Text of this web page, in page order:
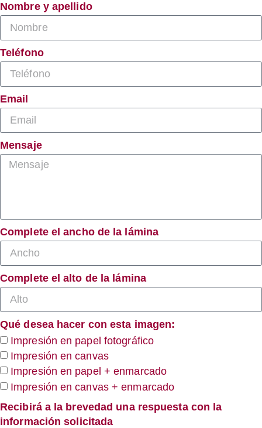
Nombre y apellido
Teléfono
Email
Mensaje
Complete el ancho de la lámina
Complete el alto de la lámina
Qué desea hacer con esta imagen:
Impresión en papel fotográfico
Impresión en canvas
Impresión en papel + enmarcado
Impresión en canvas + enmarcado
Recibirá a la brevedad una respuesta con la
información solicitada